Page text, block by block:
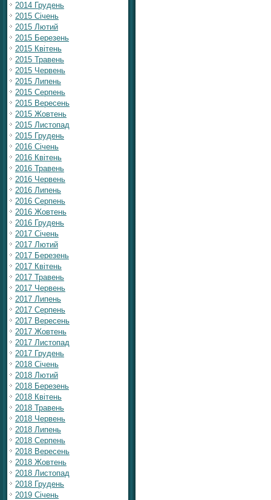
2014 Грудень
2015 Січень
2015 Лютий
2015 Березень
2015 Квітень
2015 Травень
2015 Червень
2015 Липень
2015 Серпень
2015 Вересень
2015 Жовтень
2015 Листопад
2015 Грудень
2016 Січень
2016 Квітень
2016 Травень
2016 Червень
2016 Липень
2016 Серпень
2016 Жовтень
2016 Грудень
2017 Січень
2017 Лютий
2017 Березень
2017 Квітень
2017 Травень
2017 Червень
2017 Липень
2017 Серпень
2017 Вересень
2017 Жовтень
2017 Листопад
2017 Грудень
2018 Січень
2018 Лютий
2018 Березень
2018 Квітень
2018 Травень
2018 Червень
2018 Липень
2018 Серпень
2018 Вересень
2018 Жовтень
2018 Листопад
2018 Грудень
2019 Січень